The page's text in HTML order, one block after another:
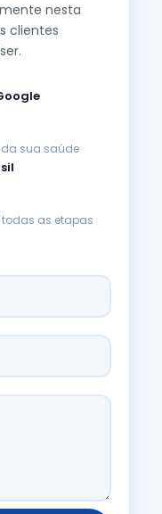
nesta
clientes
sua saúde
as etapas